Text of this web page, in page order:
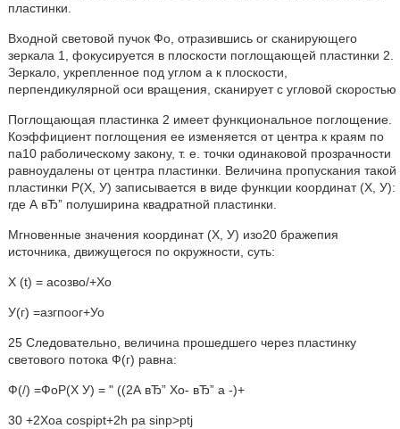
пластинки.
Входной световой пучок Фо, отразившись or сканирующего
зеркала 1, фокусируется в плоскости поглощающей пластинки 2.
Зеркало, укрепленное под углом а к плоскости,
перпендикулярной оси вращения, сканирует с угловой скоростью
Поглощающая пластинка 2 имеет функциональное поглощение.
Коэффициент поглощения ее изменяется от центра к краям по
па10 раболическому закону, т. е. точки одинаковой прозрачности
равноудалены от центра пластинки. Величина пропускания такой
пластинки Р(Х, У) записывается в виде функции координат (Х, У):
где А вЂ” полуширина квадратной пластинки.
Мгновенные значения координат (Х, У) изо20 бражепия
источника, движущегося по окружности, суть:
Х (t) = асозво/+Хо
У(г) =азгпоог+Уо
25 Следовательно, величина прошедшего через пластинку
светового потока Ф(г) равна:
Ф(/) =ФоР(Х У) = " ((2А вЂ” Хо- вЂ” а -)+
30 +2Хоа cospipt+2h pа sinp>ptj